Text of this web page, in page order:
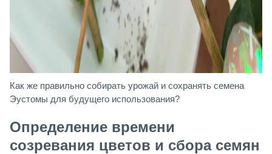
Как же правильно собирать урожай и сохранять семена
Эустомы для будущего использования?
Определение времени
созревания цветов и сбора семян